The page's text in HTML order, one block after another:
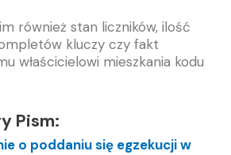
również stan liczników, ilość
kluczy czy fakt
właścicielowi mieszkania kodu
Pism:
o poddaniu się egzekucji w